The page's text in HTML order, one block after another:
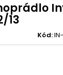
13
Kód: